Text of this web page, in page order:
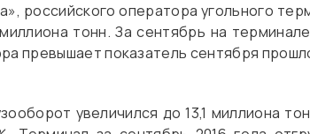
российского оператора угольного
тонн. За сентябрь на
превышает показатель сентября
увеличился до 13,1 миллиона